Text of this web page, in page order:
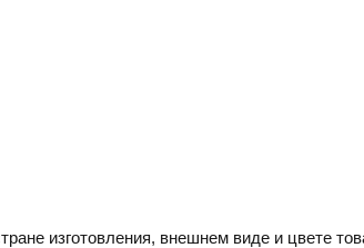
изготовления, внешнем виде и цвете